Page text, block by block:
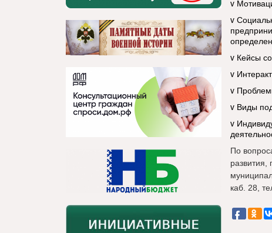
v
v
v Кейсы
v
v
v Виды
v
По
развития,
каб. 28,